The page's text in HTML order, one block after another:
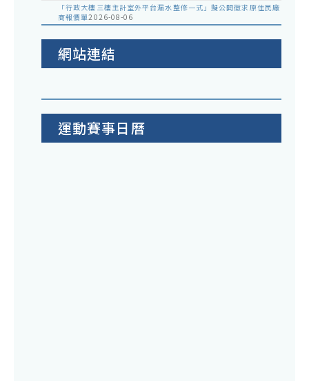
「行政大樓三樓主計室外平台漏水整修一式」擬公開徵求原住民廠
商報價單2026-08-06
網站連結
運動賽事日曆